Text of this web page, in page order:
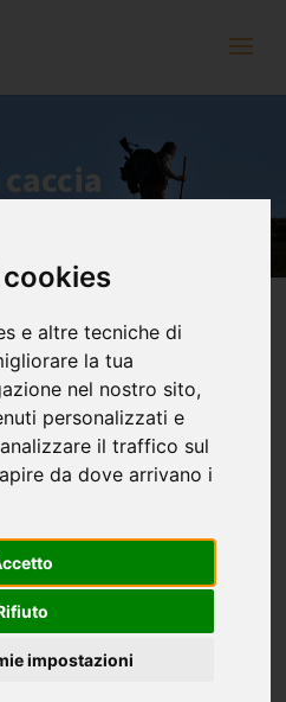
e altre tecniche di
la tua
nel nostro sito,
personalizzati e
il traffico sul
da dove arrivano i
impostazioni
un permesso di caccia. Nelle
tra permessi annuali, d’ospite,
Permesso d’ospite
d’ospite danno il diritto di
alla gestione amministrativa della
Cacciatori Alto Adige e
titolari del porto d’armi per uso